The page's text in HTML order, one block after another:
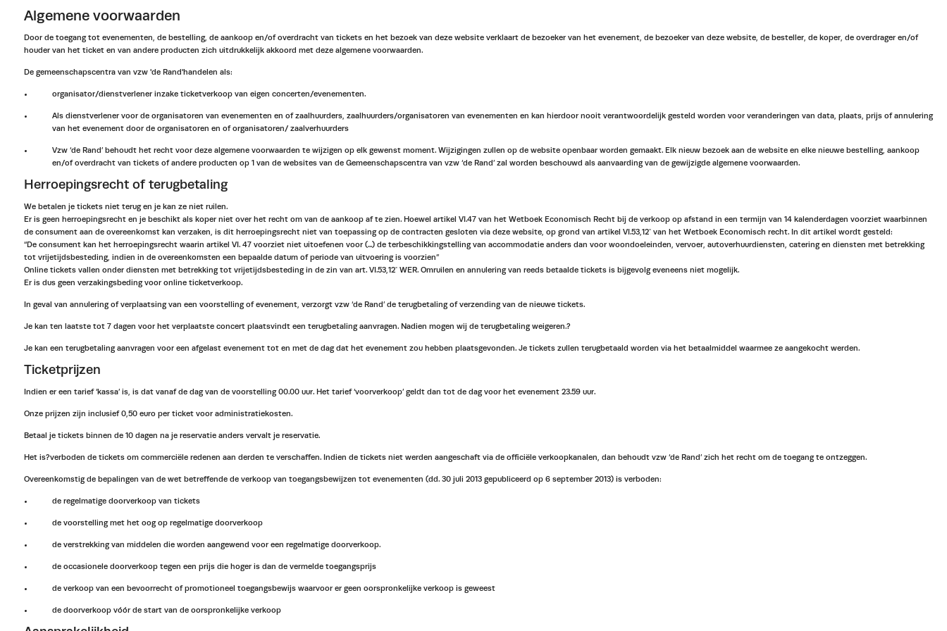
Algemene voorwaarden
Door de toegang tot evenementen, de bestelling, de aankoop en/of overdracht van tickets en het bezoek van deze website verklaart de bezoeker van het evenement, de bezoeker van deze website, de besteller, de koper, de overdrager en/of
houder van het ticket en van andere producten zich uitdrukkelijk akkoord met deze algemene voorwaarden.
De gemeenschapscentra van vzw 'de Rand'handelen als:
organisator/dienstverlener inzake ticketverkoop van eigen concerten/evenementen.
Als dienstverlener voor de organisatoren van evenementen en of zaalhuurders, zaalhuurders/organisatoren van evenementen en kan hierdoor nooit verantwoordelijk gesteld worden voor veranderingen van data, plaats, prijs of annulering
van het evenement door de organisatoren en of organisatoren/ zaalverhuurders
Vzw ‘de Rand’ behoudt het recht voor deze algemene voorwaarden te wijzigen op elk gewenst moment. Wijzigingen zullen op de website openbaar worden gemaakt. Elk nieuw bezoek aan de website en elke nieuwe bestelling, aankoop
en/of overdracht van tickets of andere producten op 1 van de websites van de Gemeenschapscentra van vzw ‘de Rand’ zal worden beschouwd als aanvaarding van de gewijzigde algemene voorwaarden.
Herroepingsrecht of terugbetaling
We betalen je tickets niet terug en je kan ze niet ruilen.
Er is geen herroepingsrecht en je beschikt als koper niet over het recht om van de aankoop af te zien. Hoewel artikel VI.47 van het Wetboek Economisch Recht bij de verkoop op afstand in een termijn van 14 kalenderdagen voorziet waarbinnen
de consument aan de overeenkomst kan verzaken, is dit herroepingsrecht niet van toepassing op de contracten gesloten via deze website, op grond van artikel VI.53,12° van het Wetboek Economisch recht. In dit artikel wordt gesteld:
“De consument kan het herroepingsrecht waarin artikel VI. 47 voorziet niet uitoefenen voor (...) de terbeschikkingstelling van accommodatie anders dan voor woondoeleinden, vervoer, autoverhuurdiensten, catering en diensten met betrekking
tot vrijetijdsbesteding, indien in de overeenkomsten een bepaalde datum of periode van uitvoering is voorzien”
Online tickets vallen onder diensten met betrekking tot vrijetijdsbesteding in de zin van art. VI.53,12° WER. Omruilen en annulering van reeds betaalde tickets is bijgevolg eveneens niet mogelijk.
Er is dus geen verzakingsbeding voor online ticketverkoop.
In geval van annulering of verplaatsing van een voorstelling of evenement, verzorgt vzw ‘de Rand’ de terugbetaling of verzending van de nieuwe tickets.
Je kan ten laatste tot 7 dagen voor het verplaatste concert plaatsvindt een terugbetaling aanvragen. Nadien mogen wij de terugbetaling weigeren.?
Je kan een terugbetaling aanvragen voor een afgelast evenement tot en met de dag dat het evenement zou hebben plaatsgevonden. Je tickets zullen terugbetaald worden via het betaalmiddel waarmee ze aangekocht werden.
Ticketprijzen
Indien er een tarief ‘kassa’ is, is dat vanaf de dag van de voorstelling 00.00 uur. Het tarief ‘voorverkoop’ geldt dan tot de dag voor het evenement 23.59 uur.
Onze prijzen zijn inclusief 0,50 euro per ticket voor administratiekosten.
Betaal je tickets binnen de 10 dagen na je reservatie anders vervalt je reservatie.
Het is?verboden de tickets om commerciële redenen aan derden te verschaffen. Indien de tickets niet werden aangeschaft via de officiële verkoopkanalen, dan behoudt vzw ‘de Rand’ zich het recht om de toegang te ontzeggen.
Overeenkomstig de bepalingen van de wet betreffende de verkoop van toegangsbewijzen tot evenementen (dd. 30 juli 2013 gepubliceerd op 6 september 2013) is verboden:
de regelmatige doorverkoop van tickets
de voorstelling met het oog op regelmatige doorverkoop
de verstrekking van middelen die worden aangewend voor een regelmatige doorverkoop.
de occasionele doorverkoop tegen een prijs die hoger is dan de vermelde toegangsprijs
de verkoop van een bevoorrecht of promotioneel toegangsbewijs waarvoor er geen oorspronkelijke verkoop is geweest
de doorverkoop vóór de start van de oorspronkelijke verkoop